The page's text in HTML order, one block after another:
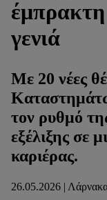
γενιά
Με 20 νέες
τον ρυθμό
εξέλιξης σε
καριέρας.
26.05.2026 |